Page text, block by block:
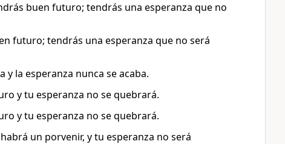
buen futuro; tendrás una esperanza que no
futuro; tendrás una esperanza que no será
y la esperanza nunca se acaba.
y tu esperanza no se quebrará.
y tu esperanza no se quebrará.
un porvenir, y tu esperanza no será